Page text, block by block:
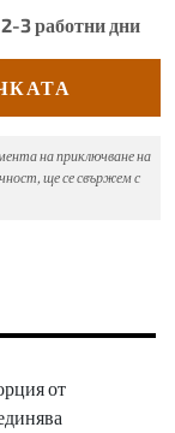
2-3работни дни
на приключване на
ще се свържем с
от